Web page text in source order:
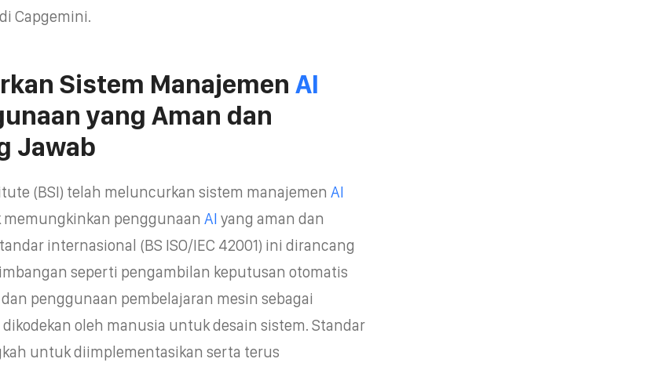
Capgemini.
Sistem Manajemen AI
yang Aman dan
Jawab
(BSI) telah meluncurkan sistem manajemen AI
penggunaan AI yang aman dan
internasional (BS ISO/IEC 42001) ini dirancang
seperti pengambilan keputusan otomatis
penggunaan pembelajaran mesin sebagai
oleh manusia untuk desain sistem. Standar
untuk diimplementasikan serta terus